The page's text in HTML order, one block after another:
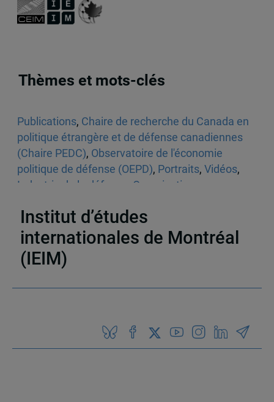
Thèmes et mots-clés
Publications, Chaire de recherche du Canada en
politique étrangère et de défense canadiennes
(Chaire PEDC), Observatoire de l'économie
politique de défense (OEPD), Portraits, Vidéos,
Industrie de la défense
Organisations
Institut d’études
internationales de Montréal
(IEIM)